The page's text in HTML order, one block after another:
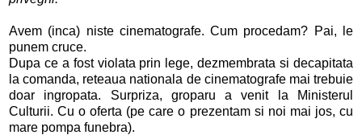
Avem (inca) niste cinematografe. Cum procedam? Pai, le
punem cruce.
Dupa ce a fost violata prin lege, dezmembrata si decapitata
la comanda, reteaua nationala de cinematografe mai trebuie
doar ingropata. Surpriza, groparu a venit la Ministerul
Culturii. Cu o oferta (pe care o prezentam si noi mai jos, cu
mare pompa funebra).